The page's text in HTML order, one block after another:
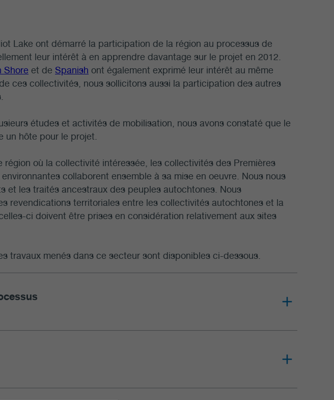
Lake ont démarré la participation de la région au processus de
leur intérêt à en apprendre davantage sur le projet en 2012.
Shore et de Spanish ont également exprimé leur intérêt au même
ces collectivités, nous sollicitons aussi la participation des autres
études et activités de mobilisation, nous avons constaté que le
un hôte pour le projet.
région où la collectivité intéressée, les collectivités des Premières
collaborent ensemble à sa mise en oeuvre. Nous nous
et les traités ancestraux des peuples autochtones. Nous
revendications territoriales entre les collectivités autochtones et la
ci doivent être prises en considération relativement aux sites
travaux menés dans ce secteur sont disponibles ci-dessous.